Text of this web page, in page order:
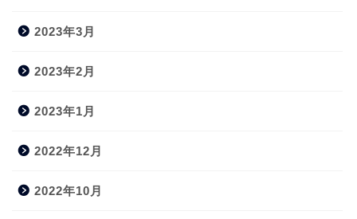
2023年3月
2023年2月
2023年1月
2022年12月
2022年10月